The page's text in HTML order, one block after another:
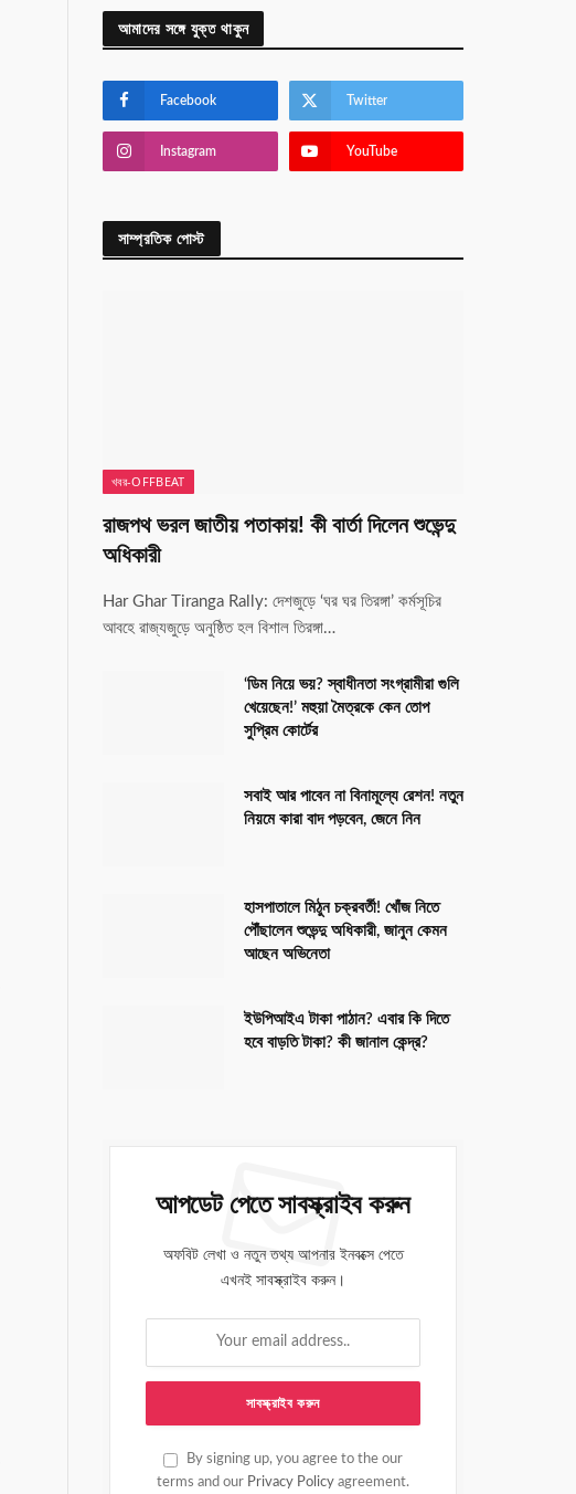
আমাদের সঙ্গে যুক্ত থাকুন
Facebook Twitter
Instagram YouTube
সাম্প্রতিক পোস্ট
খবর-OFFBEAT
রাজপথ ভরল জাতীয় পতাকায়! কী বার্তা দিলেন শুভেন্দু
অধিকারী
Har Ghar Tiranga Rally: দেশজুড়ে ‘ঘর ঘর তিরঙ্গা’ কর্মসূচির
আবহে রাজ্যজুড়ে অনুষ্ঠিত হল বিশাল তিরঙ্গা…
‘ডিম নিয়ে ভয়? স্বাধীনতা সংগ্রামীরা গুলি
খেয়েছেন!’ মহুয়া মৈত্রকে কেন তোপ
সুপ্রিম কোর্টের
সবাই আর পাবেন না বিনামূল্যে রেশন! নতুন
নিয়মে কারা বাদ পড়বেন, জেনে নিন
হাসপাতালে মিঠুন চক্রবর্তী! খোঁজ নিতে
পৌঁছালেন শুভেন্দু অধিকারী, জানুন কেমন
আছেন অভিনেতা
ইউপিআইএ টাকা পাঠান? এবার কি দিতে
হবে বাড়তি টাকা? কী জানাল কেন্দ্র?
আপডেট পেতে সাবস্ক্রাইব করুন
অফবিট লেখা ও নতুন তথ্য আপনার ইনবক্সে পেতে
এখনই সাবস্ক্রাইব করুন।
By signing up, you agree to the our
terms and our Privacy Policy agreement.